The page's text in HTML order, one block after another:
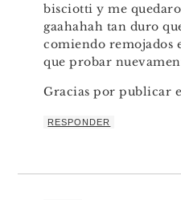
bisciotti y me
gaahahah tan duro
comiendo remojados
que probar
Gracias por publicar
RESPONDER